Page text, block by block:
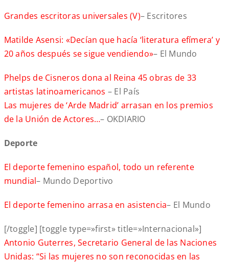
Grandes escritoras universales (V)– Escritores
Matilde Asensi: «Decían que hacía ‘literatura efímera’ y
20 años después se sigue vendiendo»– El Mundo
Phelps de Cisneros dona al Reina 45 obras de 33
artistas latinoamericanos – El País
Las mujeres de ‘Arde Madrid’ arrasan en los premios
de la Unión de Actores…– OKDIARIO
Deporte
El deporte femenino español, todo un referente
mundial– Mundo Deportivo
El deporte femenino arrasa en asistencia– El Mundo
[/toggle] [toggle type=»first» title=»Internacional»]
Antonio Guterres, Secretario General de las Naciones
Unidas: “Si las mujeres no son reconocidas en las